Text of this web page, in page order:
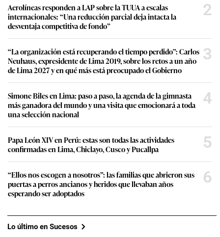
Aerolíneas responden a LAP sobre la TUUA a escalas
internacionales: “Una reducción parcial deja intacta la
desventaja competitiva de fondo”
2
“La organización está recuperando el tiempo perdido”: Carlos
Neuhaus, expresidente de Lima 2019, sobre los retos a un año
de Lima 2027 y en qué más está preocupado el Gobierno
3
Simone Biles en Lima: paso a paso, la agenda de la gimnasta
más ganadora del mundo y una visita que emocionará a toda
una selección nacional
4
Papa León XIV en Perú: estas son todas las actividades
confirmadas en Lima, Chiclayo, Cusco y Pucallpa
5
“Ellos nos escogen a nosotros”: las familias que abrieron sus
puertas a perros ancianos y heridos que llevaban años
esperando ser adoptados
6
Lo último en Sucesos